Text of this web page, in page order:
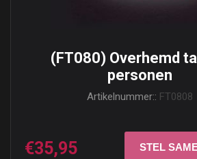
(FT080) Overhemd
personen
Artikelnummer:: FT0808
€35,95